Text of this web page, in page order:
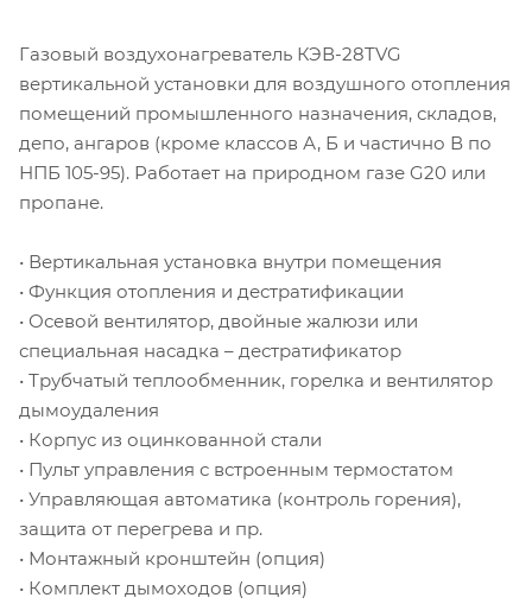
Газовый воздухонагреватель КЭВ-28TVG
вертикальной установки для воздушного отопления
помещений промышленного назначения, складов,
депо, ангаров (кроме классов А, Б и частично В по
НПБ 105-95). Работает на природном газе G20 или
пропане.
• Вертикальная установка внутри помещения
• Функция отопления и дестратификации
• Осевой вентилятор, двойные жалюзи или
специальная насадка – дестратификатор
• Трубчатый теплообменник, горелка и вентилятор
дымоудаления
• Корпус из оцинкованной стали
• Пульт управления с встроенным термостатом
• Управляющая автоматика (контроль горения),
защита от перегрева и пр.
• Монтажный кронштейн (опция)
• Комплект дымоходов (опция)